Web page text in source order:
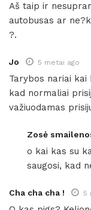
Aš taip ir
autobusas ar
?.
Jo 5 metai ago
Tarybos nariai
kad normaliai
važiuodamas
Zosė
o kai kas su
saugosi, kad
Cha cha cha ! 5